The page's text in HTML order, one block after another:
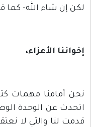
لكن إن شاء الله- كما
إخواننا الأعزاء،
نحن أمامنا مهمات
اتحدث عن الوحدة
قدمت لنا والتي لا